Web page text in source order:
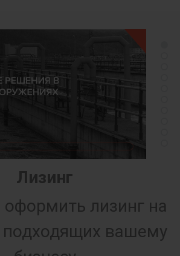
Лизинг
лизинг на
подходящих вашему